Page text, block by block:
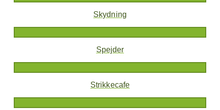
Skydning
Spejder
Strikkecafe